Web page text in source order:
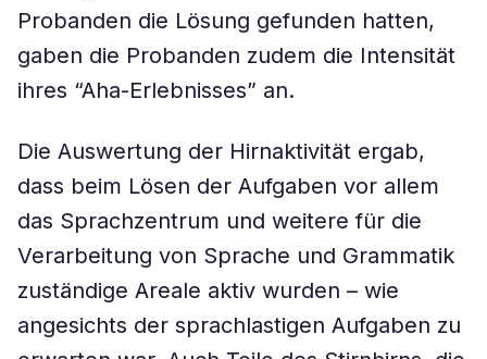
Probanden die Lösung gefunden hatten,
gaben die Probanden zudem die Intensität
ihres “Aha-Erlebnisses” an.
Die Auswertung der Hirnaktivität ergab,
dass beim Lösen der Aufgaben vor allem
das Sprachzentrum und weitere für die
Verarbeitung von Sprache und Grammatik
zuständige Areale aktiv wurden – wie
angesichts der sprachlastigen Aufgaben zu